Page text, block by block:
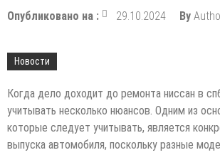
Опубликовано на : 29.10.2024 By
Новости
Когда дело доходит до ремонта ниссан в
учитывать несколько нюансов. Одним из
которые следует учитывать, является
выпуска автомобиля, поскольку разные